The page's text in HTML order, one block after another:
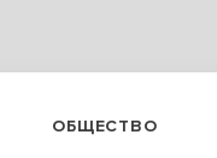
ОБЩЕСТВО